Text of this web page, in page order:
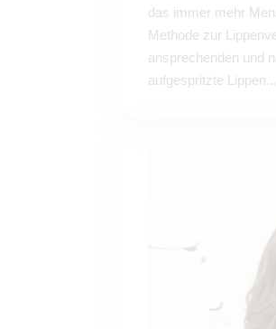
das immer mehr
Methode zur
ansprechenden und
aufgespritzte Lippen...